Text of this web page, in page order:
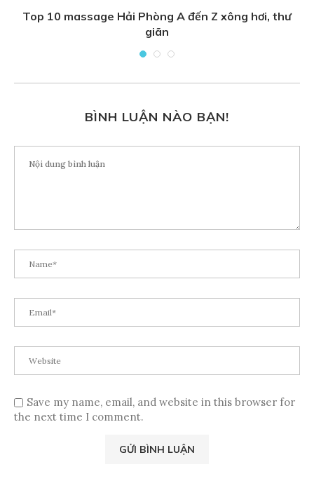
Top 10 massage Hải Phòng A đến Z xông hơi, thư
giãn
BÌNH LUẬN NÀO BẠN!
Save my name, email, and website in this browser for
the next time I comment.